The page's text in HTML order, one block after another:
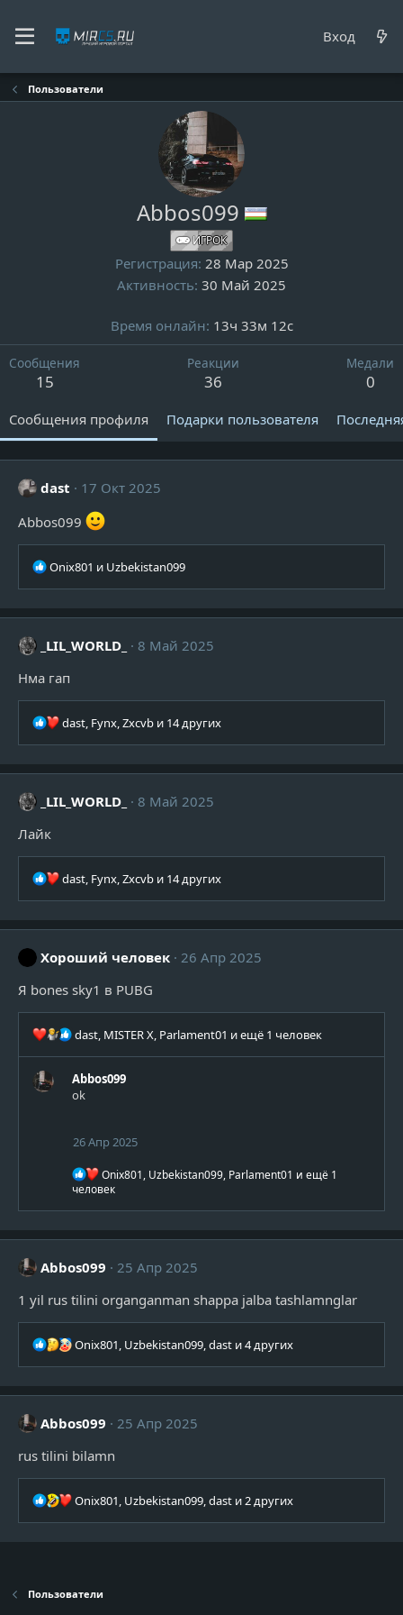
Вход
Пользователи
Abbos099
ИГРОК
Регистрация 28 Мар 2025
Активность 30 Май 2025
Время онлайн 13ч 33м 12с
Сообщения
15
Реакции
36
Медали
0
Сообщения профиля Подарки пользователя
dast
17 Окт 2025
Abbos099
Р
к
и
:
Onix801 и Uzbekistan099
_LIL_WORLD_
8 Май 2025
Нма гап
Р
к
и
dast, Fynx,Zxcvb и 14 других
_LIL_WORLD_
8 Май 2025
Лайк
Р
к
и
:
dast, Fynx,Zxcvb и 14 других
Хороший человек 26 Апр 2025
Я bones sky1 в PUBG
Р
к
ц
:
dast, MISTER X, Parlament01 и ещё 1 человек
Abbos099
ok
26 Апр 2025
Р
е
к
и
:
Onix801, Uzbekistan099, Parlament01 и ещё 1
человек
Abbos099
25 Апр 2025
1 yil rus tilini organganman shappa jalba tashlamnglar
Р
к
и
:
Onix801, Uzbekistan099,dast и 4 других
Abbos099
25 Апр 2025
rus tilini bilamn
Р
и
Onix801, Uzbekistan099,dast и 2 других
Пользователи